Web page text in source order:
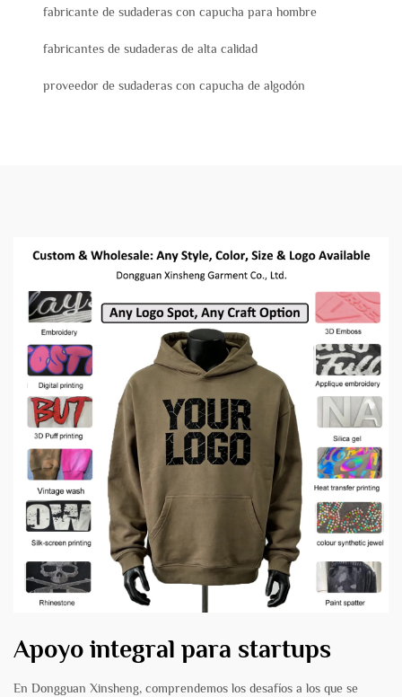
fabricante de sudaderas con capucha para hombre
fabricantes de sudaderas de alta calidad
proveedor de sudaderas con capucha de algodón
Apoyo integral para startups
En Dongguan Xinsheng, comprendemos los desafíos a los que se